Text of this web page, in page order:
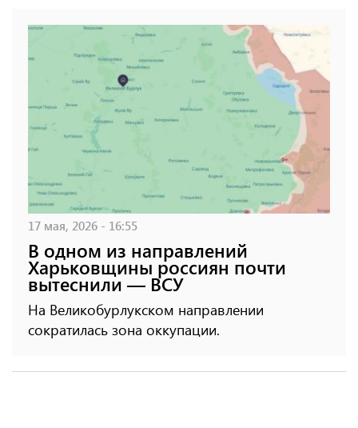
17 мая, 2026 - 16:55
В одном из направлений
Харьковщины россиян почти
вытеснили — ВСУ
На Великобурлукском направлении
сократилась зона оккупации.